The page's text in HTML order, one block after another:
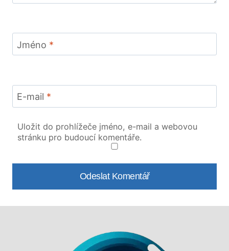
Jméno *
E-mail *
Uložit do prohlížeče jméno, e-mail a webovou
stránku pro budoucí komentáře.